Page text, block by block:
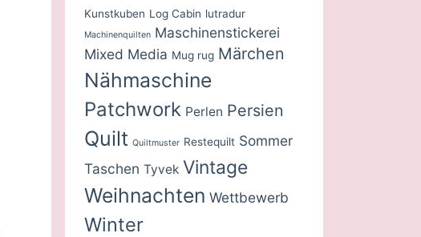
Kunstkuben Log Cabin lutradur
Machinenquilten Maschinenstickerei
Mixed Media Mug rug Märchen
Nähmaschine
Patchwork Perlen Persien
Quilt Quiltmuster Restequilt Sommer
Taschen Tyvek Vintage
Weihnachten Wettbewerb
Winter